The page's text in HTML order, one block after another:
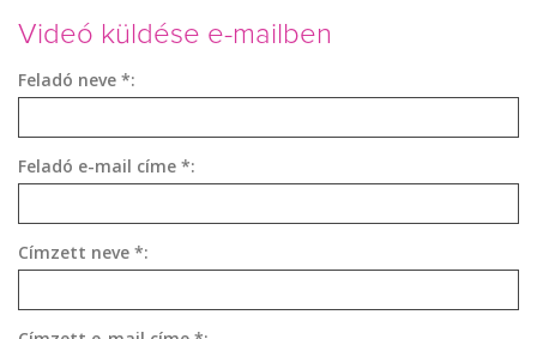
Videó küldése e-mailben
Feladó neve *:
Feladó e-mail címe *:
Címzett neve *: